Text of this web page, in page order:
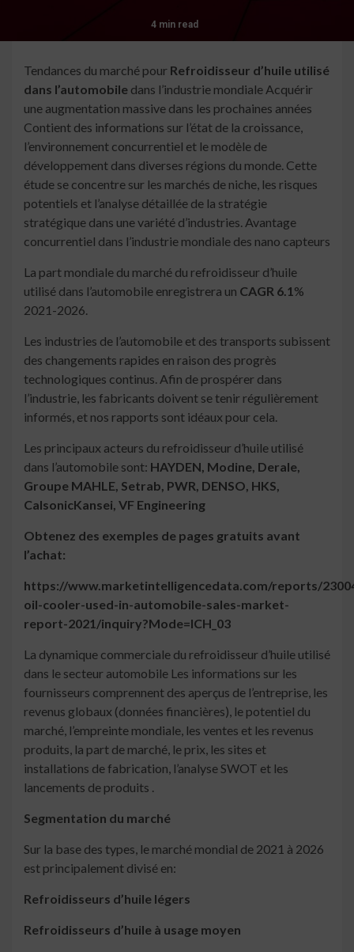
4 min read
Tendances du marché pour Refroidisseur d’huile utilisé
dans l’automobile dans l’industrie mondiale Acquérir
une augmentation massive dans les prochaines années
Contient des informations sur l’état de la croissance,
l’environnement concurrentiel et le modèle de
développement dans diverses régions du monde. Cette
étude se concentre sur les marchés de niche, les risques
potentiels et l’analyse détaillée de la stratégie
stratégique dans une variété d’industries. Avantage
concurrentiel dans l’industrie mondiale des nano capteurs
La part mondiale du marché du refroidisseur d’huile
utilisé dans l’automobile enregistrera un CAGR 6.1%
2021-2026.
Les industries de l’automobile et des transports subissent
des changements rapides en raison des progrès
technologiques continus. Afin de prospérer dans
l’industrie, les fabricants doivent se tenir régulièrement
informés, et nos rapports sont idéaux pour cela.
Les principaux acteurs du refroidisseur d’huile utilisé
dans l’automobile sont: HAYDEN, Modine, Derale,
Groupe MAHLE, Setrab, PWR, DENSO, HKS,
CalsonicKansei, VF Engineering
Obtenez des exemples de pages gratuits avant
l’achat:
https://www.marketintelligencedata.com/reports/
oil-cooler-used-in-automobile-sales-market-
report-2021/inquiry?Mode=ICH_03
La dynamique commerciale du refroidisseur d’huile utilisé
dans le secteur automobile Les informations sur les
fournisseurs comprennent des aperçus de l’entreprise, les
revenus globaux (données financières), le potentiel du
marché, l’empreinte mondiale, les ventes et les revenus
produits, la part de marché, le prix, les sites et
installations de fabrication, l’analyse SWOT et les
lancements de produits .
Segmentation du marché
Sur la base des types, le marché mondial de 2021 à 2026
est principalement divisé en:
Refroidisseurs d’huile légers
Refroidisseurs d’huile à usage moyen